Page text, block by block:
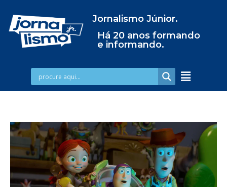
Jornalismo Júnior.
Há 20 anos formando
e informando.